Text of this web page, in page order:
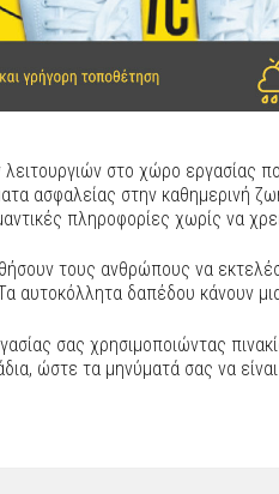
στο χώρο εργασίας
ασφαλείας στην καθημερινή
πληροφορίες χωρίς να
τους ανθρώπους να
δαπέδου κάνουν
σας χρησιμοποιώντας
ώστε τα μηνύματά σας να